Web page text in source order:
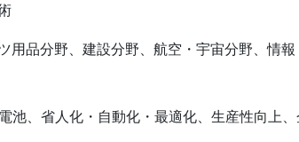
用品分野、建設分野、航空・宇宙分野、情
池、省人化・自動化・最適化、生産性向上